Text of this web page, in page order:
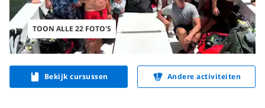
TOON ALLE 22 FOTO'S
Bekijk cursussen Andere activiteiten